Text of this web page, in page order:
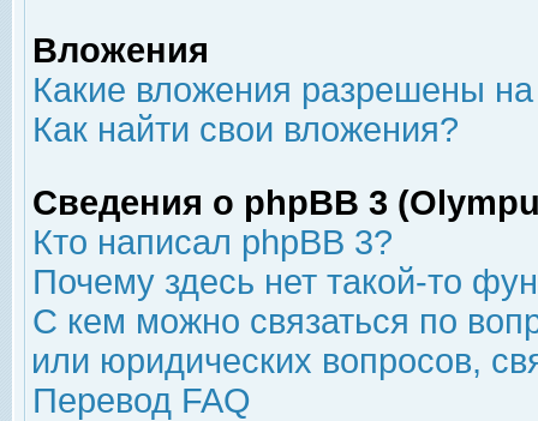
Вложения
Какие вложения разрешены
Как найти свои вложения?
Сведения о phpBB 3
Кто написал phpBB 3?
Почему здесь нет такой-то
С кем можно связаться по
или юридических вопросов,
Перевод FAQ